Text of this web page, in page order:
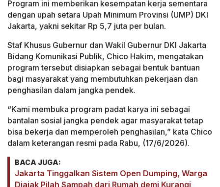
Program ini memberikan kesempatan kerja sementara
dengan upah setara Upah Minimum Provinsi (UMP) DKI
Jakarta, yakni sekitar Rp 5,7 juta per bulan.
Staf Khusus Gubernur dan Wakil Gubernur DKI Jakarta
Bidang Komunikasi Publik, Chico Hakim, mengatakan
program tersebut disiapkan sebagai bentuk bantuan
bagi masyarakat yang membutuhkan pekerjaan dan
penghasilan dalam jangka pendek.
“Kami membuka program padat karya ini sebagai
bantalan sosial jangka pendek agar masyarakat tetap
bisa bekerja dan memperoleh penghasilan,” kata Chico
dalam keterangan resmi pada Rabu, (17/6/2026).
BACA JUGA:
Jakarta Tinggalkan Sistem Open Dumping, Warga
Diajak Pilah Sampah dari Rumah demi Kurangi